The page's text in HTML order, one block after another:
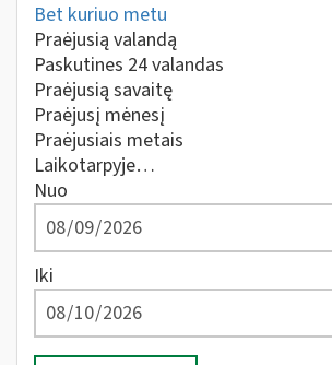
Bet kuriuo metu
Praėjusią valandą
Paskutines 24 valandas
Praėjusią savaitę
Praėjusį mėnesį
Praėjusiais metais
Laikotarpyje…
Nuo
Iki